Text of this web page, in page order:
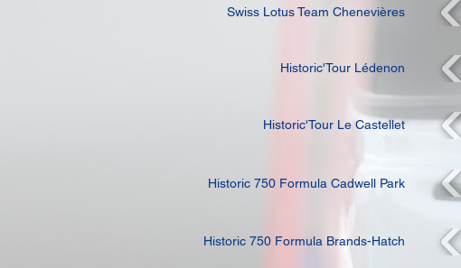
Swiss Lotus Team Chenevières
Historic'Tour Lédenon
Historic'Tour Le Castellet
Historic 750 Formula Cadwell Park
Historic 750 Formula Brands-Hatch